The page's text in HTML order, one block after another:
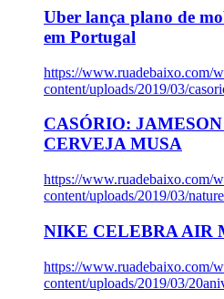
Uber lança plano de
em Portugal
https://www.ruadebaixo.com/
content/uploads/2019/03/
CASÓRIO:
CERVEJA MUSA
https://www.ruadebaixo.com/
content/uploads/2019/03/
NIKE CELEBRA AIR
https://www.ruadebaixo.com/
content/uploads/2019/03/